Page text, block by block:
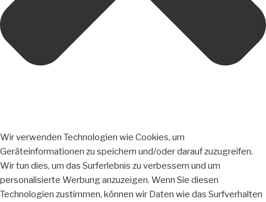
Wir verwenden Technologien wie Cookies, um
Geräteinformationen zu speichern und/oder darauf zuzugreifen.
Wir tun dies, um das Surferlebnis zu verbessern und um
personalisierte Werbung anzuzeigen. Wenn Sie diesen
Technologien zustimmen, können wir Daten wie das Surfverhalten